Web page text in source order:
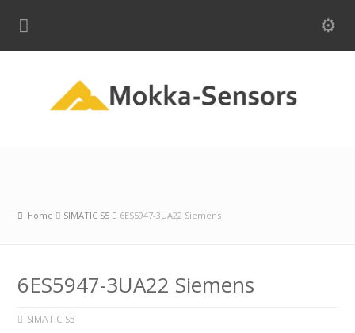
Home SIMATIC S5 6ES5947-3UA22 Siemens
6ES5947-3UA22 Siemens
SIMATIC S5